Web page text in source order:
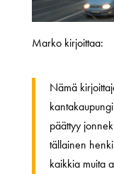
Marko kirjoittaa:
Nämä
päättyy
tällainen
kaikkia muita